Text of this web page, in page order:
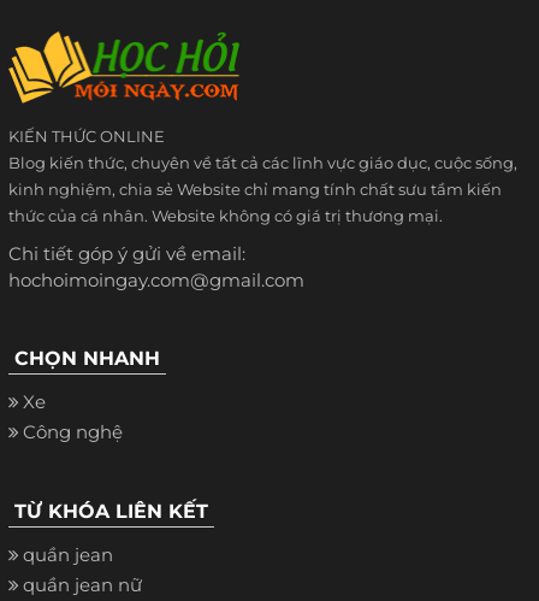
KIẾN THỨC ONLINE
Blog kiến thức, chuyên về tất cả các lĩnh vực giáo dục, cuộc sống,
kinh nghiệm, chia sẻ Website chỉ mang tính chất sưu tầm kiến
thức của cá nhân. Website không có giá trị thương mại.
Chi tiết góp ý gửi về email:
hochoimoingay.com@gmail.com
CHỌN NHANH
Xe
Công nghệ
TỪ KHÓA LIÊN KẾT
quần jean
quần jean nữ